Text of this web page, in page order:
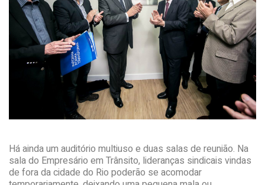
Há ainda um auditório multiuso e duas salas de reunião. Na
sala do Empresário em Trânsito, lideranças sindicais vindas
de fora da cidade do Rio poderão se acomodar